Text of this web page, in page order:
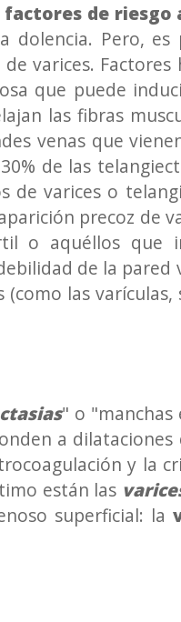
factores de riesgo
Pero, es
varices. Factores
que puede
las fibras
venas que
de las
de varices o
precoz de
o aquéllos que
de la pared
las varículas,
" o
a dilataciones
y la
están las
superficial: la